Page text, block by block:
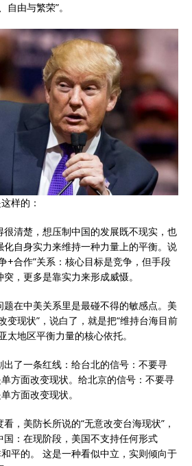
由与繁荣”。
样的：
清楚，想压制中国的发展既不现实，也
自身实力来维持一种力量上的平衡。说
+合作”关系：核心目标是竞争，但手段
，更多是靠实力来形成威慑。
在中美关系里是最碰不得的敏感点。美
变现状”，说白了，就是把“维持台海目前
太地区平衡力量的核心依托。
了一条红线：给台北的信号：不要寻
方面改变现状。给北京的信号：不要寻
方面改变现状。
，美防长所说的“无意改变台海现状”，
：在现阶段，美国不支持任何形式
平的。 这是一种看似中立，实则倾向于